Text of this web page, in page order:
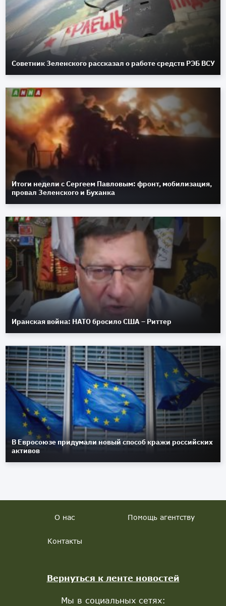
Советник Зеленского рассказал о работе средств РЭБ ВСУ
Итоги недели с Сергеем Павловым: фронт, мобилизация,
провал Зеленского и Буханка
Иранская война: НАТО бросило США – Риттер
В Евросоюзе придумали новый способ кражи российских
активов
О нас Помощь агентству
Контакты
Вернуться к ленте новостей
Мы в социальных сетях: